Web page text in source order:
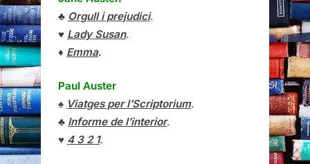
♣ Orgull i prejudici.
♥ Lady Susan.
♦ Emma.
Paul Auster
♠ Viatges per l’Scriptorium.
♣ Informe de l’interior.
♥ 4 3 2 1.